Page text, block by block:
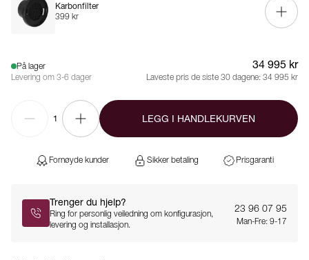
Karbonfilter
399 kr
På lager
Levering om 3-6 dager
34 995 kr
Laveste pris de siste 30 dagene: 34 995 kr
1 LEGG I HANDLEKURVEN
Fornøyde kunder Sikker betaling Prisgaranti
Trenger du hjelp?
Ring for personlig veiledning om konfigurasjon,
levering og installasjon.
23 96 07 95
Man-Fre: 9-17